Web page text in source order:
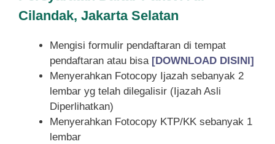
Cilandak, Jakarta Selatan
Mengisi formulir pendaftaran di tempat
pendaftaran atau bisa [DOWNLOAD DISINI]
Menyerahkan Fotocopy Ijazah sebanyak 2
lembar yg telah dilegalisir (Ijazah Asli
Diperlihatkan)
Menyerahkan Fotocopy KTP/KK sebanyak 1
lembar